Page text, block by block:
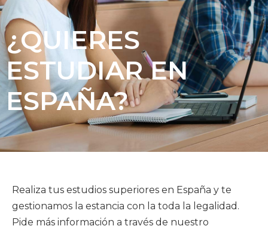
¿QUIERES
ESTUDIAR EN
ESPAÑA?
Realiza tus estudios superiores en España y te
gestionamos la estancia con la toda la legalidad.
Pide más información a través de nuestro